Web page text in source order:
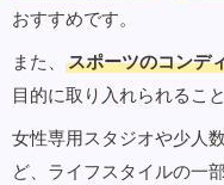
おすすめです。
また、
スポーツのコンデ
目的に取り入れられるこ
女性専用スタジオや少人
ど、ライフスタイルの一